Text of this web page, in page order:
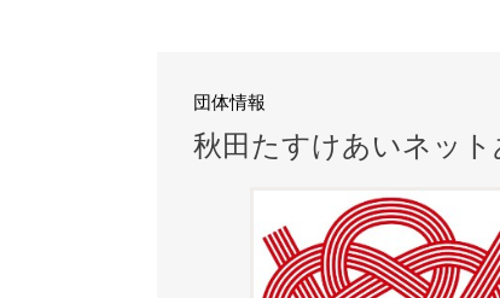
団体情報
秋田たすけあいネット